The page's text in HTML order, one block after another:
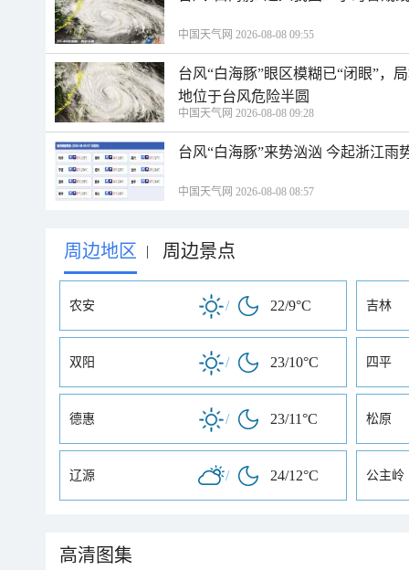
中国天气网 2026-08-08 09:55
台风“白海豚”眼区模糊已“闭眼”，
地位于台风危险半圆
中国天气网 2026-08-08 09:28
台风“白海豚”来势汹汹 今起浙江雨
中国天气网 2026-08-08 08:57
周边地区 | 周边景点
农安 / 22/9°C 吉林
双阳 / 23/10°C 四平
德惠 / 23/11°C 松原
辽源 / 24/12°C 公主岭
高清图集